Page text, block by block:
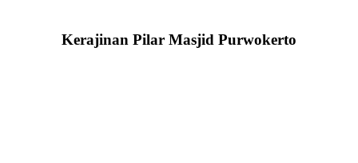
Kerajinan Pilar Masjid Purwokerto